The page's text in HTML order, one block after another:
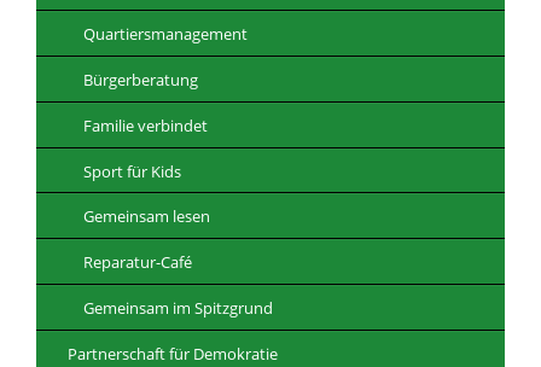
Quartiersmanagement
Bürgerberatung
Familie verbindet
Sport für Kids
Gemeinsam lesen
Reparatur-Café
Gemeinsam im Spitzgrund
Partnerschaft für Demokratie